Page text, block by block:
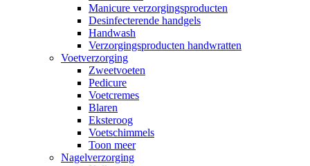
Manicure verzorgingsproducten
Desinfecterende handgels
Handwash
Verzorgingsproducten handwratten
Voetverzorging
Zweetvoeten
Pedicure
Voetcremes
Blaren
Eksteroog
Voetschimmels
Toon meer
Nagelverzorging